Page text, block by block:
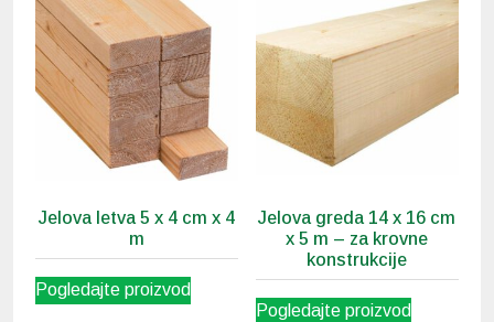
Jelova letva 5 x 4 cm x 4
m
Pogledajte proizvod
Jelova greda 14 x 16 cm
x 5 m – za krovne
konstrukcije
Pogledajte proizvod